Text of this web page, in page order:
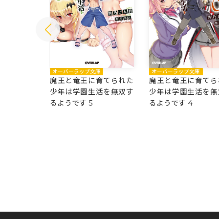
オーバーラップ文庫
魔王と竜王に育てられた
少年は学園生活を無双す
るようです 5
オーバーラップ文庫
魔王と竜王に育て
少年は学園生活を
るようです 4